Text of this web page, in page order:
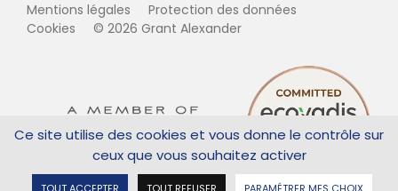
Mentions légales
Protection des données
Cookies
© 2026 Grant Alexander
Ce site utilise des cookies et vous donne le contrôle sur
ceux que vous souhaitez activer